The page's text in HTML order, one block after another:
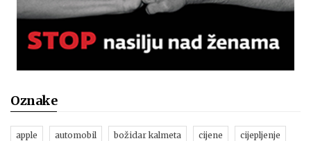
Oznake
apple automobil božidar kalmeta cijene cijepljenje